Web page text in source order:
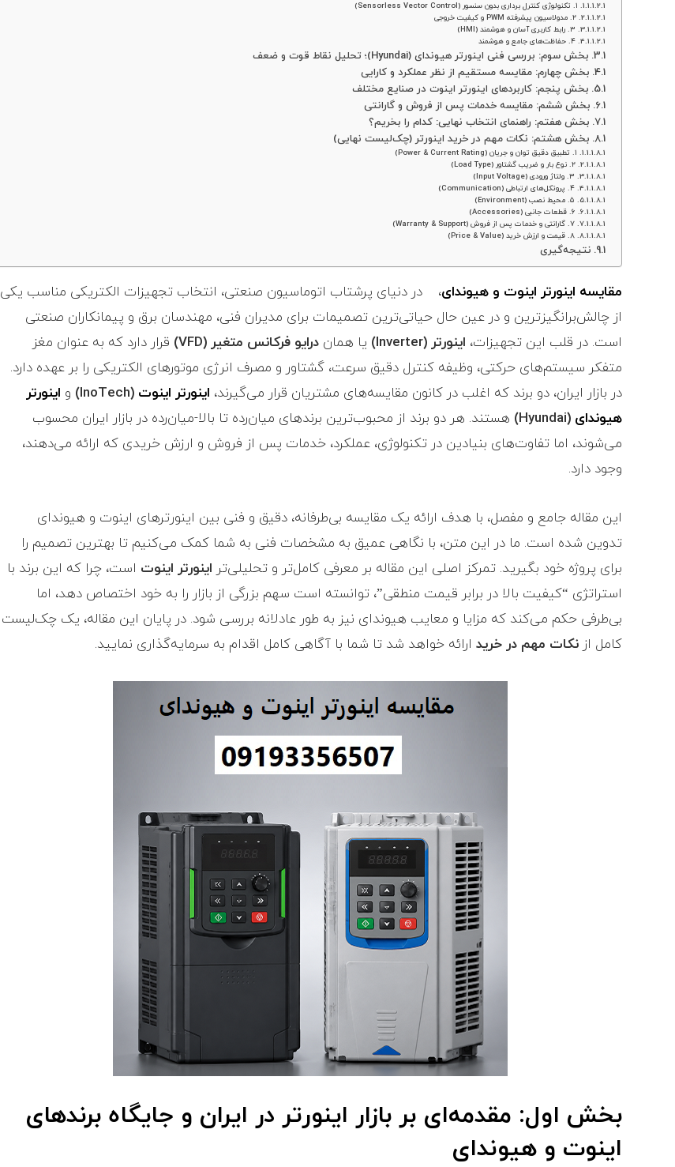
۱. تکنولوژی کنترل برداری بدون سنسور (Sensorless Vector Control)
۲. مدولاسیون پیشرفته PWM و کیفیت خروجی
۳. رابط کاربری آسان و هوشمند (HMI)
۴. حفاظت‌های جامع و هوشمند
بخش سوم: بررسی فنی اینورتر هیوندای (Hyundai)؛ تحلیل نقاط قوت و ضعف
بخش چهارم: مقایسه مستقیم از نظر عملکرد و کارایی
بخش پنجم: کاربردهای اینورتر اینوت در صنایع مختلف
بخش ششم: مقایسه خدمات پس از فروش و گارانتی
بخش هفتم: راهنمای انتخاب نهایی: کدام را بخریم؟
بخش هشتم: نکات مهم در خرید اینورتر (چک‌لیست نهایی)
۱. تطبیق دقیق توان و جریان (Power & Current Rating)
۲. نوع بار و ضریب گشتاور (Load Type)
۳. ولتاژ ورودی (Input Voltage)
۴. پروتکل‌های ارتباطی (Communication)
۵. محیط نصب (Environment)
۶. قطعات جانبی (Accessories)
۷. گارانتی و خدمات پس از فروش (Warranty & Support)
۸. قیمت و ارزش خرید (Price & Value)
نتیجه‌گیری
مقایسه اینورتر اینوت و هیوندای، در دنیای پرشتاب اتوماسیون صنعتی، انتخاب تجهیزات الکتریکی مناسب یکی
از چالش‌برانگیزترین و در عین حال حیاتی‌ترین تصمیمات برای مدیران فنی، مهندسان برق و پیمانکاران صنعتی
است. در قلب این تجهیزات، اینورتر (Inverter) یا هماندرایو فرکانس متغیر (VFD)
قرار دارد که به عنوان مغز
متفکر سیستم‌های حرکتی، وظیفه کنترل دقیق سرعت، گشتاور و مصرف انرژی موتورهای الکتریکی را بر عهده دارد.
در بازار ایران، دو برند که اغلب در کانون مقایسه‌های مشتریان قرار می‌گیرند، اینورتر اینوت (InoTech) و اینورتر
هیوندای (Hyundai)
هستند. هر دو برند از محبوب‌ترین برندهای میان‌رده تا بالا-میان‌رده در بازار ایران محسوب
می‌شوند، اما تفاوت‌های بنیادین در تکنولوژی، عملکرد، خدمات پس از فروش و ارزش خریدی که ارائه می‌دهند،
وجود دارد.
این مقاله جامع و مفصل، با هدف ارائه یک مقایسه بی‌طرفانه، دقیق و فنی بین اینورترهای اینوت و هیوندای
تدوین شده است. ما در این متن، با نگاهی عمیق به مشخصات فنی به شما کمک می‌کنیم تا بهترین تصمیم را
برای پروژه خود بگیرید. تمرکز اصلی این مقاله بر معرفی کامل‌تر و تحلیلی‌تر اینورتر اینوت است، چرا که این برند با
استراتژی “کیفیت بالا در برابر قیمت منطقی”، توانسته است سهم بزرگی از بازار را به خود اختصاص دهد، اما
بی‌طرفی حکم می‌کند که مزایا و معایب هیوندای نیز به طور عادلانه بررسی شود. در پایان این مقاله، یک چک‌لیست
کامل ازنکات مهم در خرید ارائه خواهد شد تا شما با آگاهی کامل اقدام به سرمایه‌گذاری نمایید.
بخش اول: مقدمه‌ای بر بازار اینورتر در ایران و جایگاه برندهای
اینوت و هیوندای